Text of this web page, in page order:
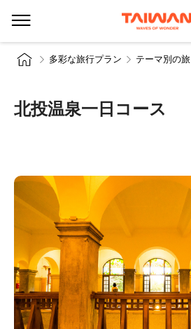
多彩な旅行プラン テーマ別の旅
北投温泉一日コース